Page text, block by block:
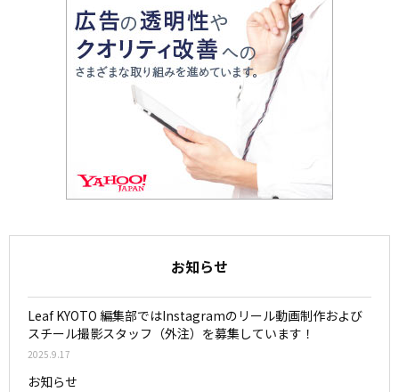
お知らせ
Leaf KYOTO 編集部ではInstagramのリール動画制作および
スチール撮影スタッフ（外注）を募集しています！
2025.9.17
お知らせ